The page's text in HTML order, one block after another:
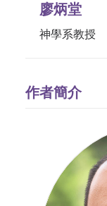
廖炳堂
神學系教授
作者簡介